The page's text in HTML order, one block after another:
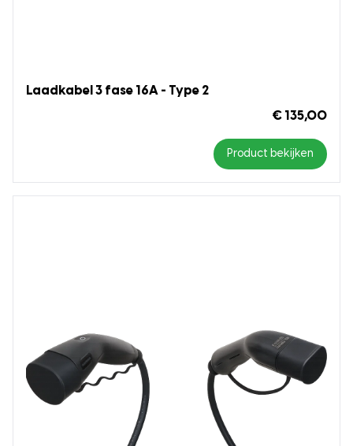
Laadkabel 3 fase 16A - Type 2
€ 135,00
Product bekijken